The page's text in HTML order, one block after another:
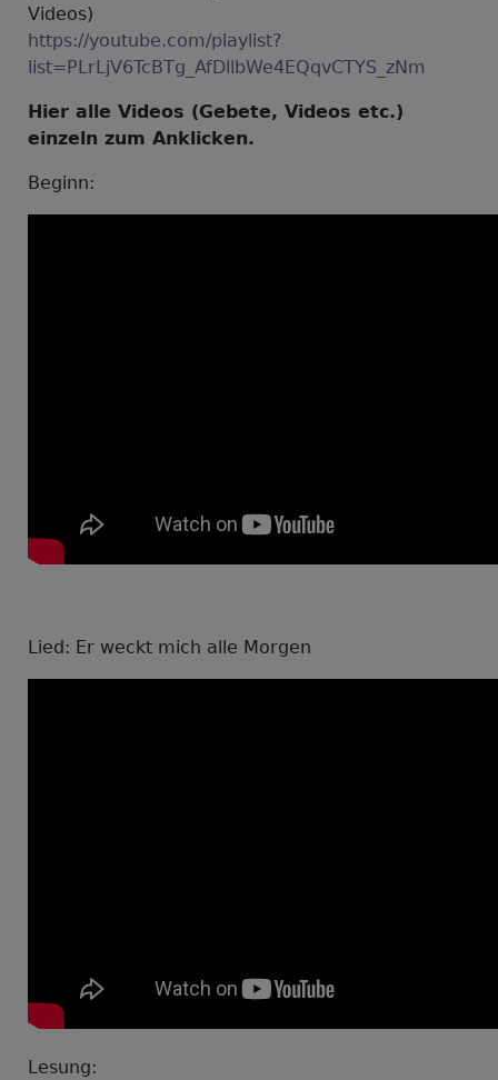
Videos)
https://youtube.com/playlist?
list=PLrLjV6TcBTg_AfDllbWe4EQqvCTYS_zNm
Hier alle Videos (Gebete, Videos etc.)
einzeln zum Anklicken.
Beginn:
Lied: Er weckt mich alle Morgen
Lesung: